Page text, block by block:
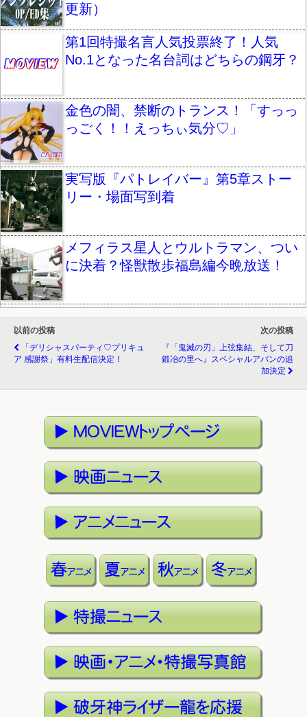
更新）
第1回特撮名言人気投票終了！人気
No.1となった名台詞はどちらの鋼牙？
金色の闇、禁断のトランス！「すっっ
っごく！！えっちぃ気分♡」
実写版『パトレイバー』第5章ストー
リー・場面写到着
メフィラス星人とウルトラマン、つい
に決着？怪獣散歩福島編今晩放送！
以前の投稿
「デリシャスパーティ♡プリキュ
ア 感謝祭」有料生配信決定！
次の投稿
『「鬼滅の刃」上弦集結、そして刀
鍛冶の里へ』スペシャルアバンの追
加決定